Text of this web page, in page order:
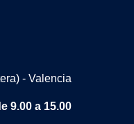
- Valencia
9.00 a 15.00